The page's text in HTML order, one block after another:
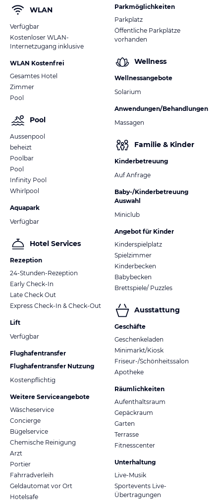
WLAN
Verfügbar
Kostenloser WLAN-
Internetzugang inklusive
WLAN Kostenfrei
Gesamtes Hotel
Zimmer
Pool
Pool
Aussenpool
beheizt
Poolbar
Pool
Infinity Pool
Whirlpool
Aquapark
Verfügbar
Hotel Services
Rezeption
24-Stunden-Rezeption
Early Check-In
Late Check Out
Express Check-In & Check-Out
Lift
Verfügbar
Flughafentransfer
Flughafentransfer Nutzung
Kostenpflichtig
Weitere Serviceangebote
Wäscheservice
Concierge
Bügelservice
Chemische Reinigung
Arzt
Portier
Fahrradverleih
Geldautomat vor Ort
Hotelsafe
Parkmöglichkeiten
Parkplatz
Öffentliche Parkplätze
vorhanden
Wellness
Wellnessangebote
Solarium
Anwendungen/Behandlungen
Massagen
Familie & Kinder
Kinderbetreuung
Auf Anfrage
Baby-/Kinderbetreuung
Auswahl
Miniclub
Angebot für Kinder
Kinderspielplatz
Spielzimmer
Kinderbecken
Babybecken
Brettspiele/ Puzzles
Ausstattung
Geschäfte
Geschenkeladen
Minimarkt/Kiosk
Friseur-/Schönheitssalon
Apotheke
Räumlichkeiten
Aufenthaltsraum
Gepäckraum
Garten
Terrasse
Fitnesscenter
Unterhaltung
Live-Musik
Sportevents Live-
Übertragungen